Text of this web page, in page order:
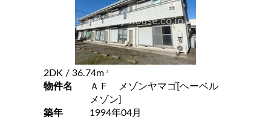
2DK / 36.74m 2
物件名
ＡＦ メゾンヤマゴ[ヘーベル
メゾン]
築年
1994年04月